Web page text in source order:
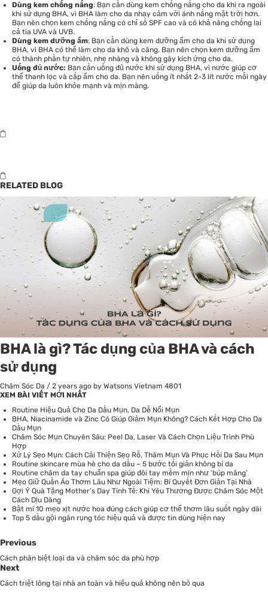
Dùng kem chống nắng: Bạn cần dùng kem chống nắng cho da khi ra ngoài
khi sử dụng BHA, vì BHA làm cho da nhạy cảm với ánh nắng mặt trời hơn.
Bạn nên chọn kem chống nắng có chỉ số SPF cao và có khả năng chống lại
cả tia UVA và UVB.
Dùng kem dưỡng ẩm: Bạn cần dùng kem dưỡng ẩm cho da khi sử dụng
BHA, vì BHA có thể làm cho da khô và căng. Bạn nên chọn kem dưỡng ẩm
có thành phần tự nhiên, nhẹ nhàng và không gây kích ứng cho da.
Uống đủ nước: Bạn cần uống đủ nước khi sử dụng BHA, vì nước giúp cơ
thể thanh lọc và cấp ẩm cho da. Bạn nên uống ít nhất 2-3 lít nước mỗi ngày
để giúp da luôn khỏe mạnh và mịn màng.
RELATED BLOG
BHA là gì? Tác dụng của BHA và cách
sử dụng
Chăm Sóc Da / 2 years ago by Watsons Vietnam 4801
XEM BÀI VIẾT MỚI NHẤT
Routine Hiệu Quả Cho Da Dầu Mụn, Da Dễ Nổi Mụn
BHA, Niacinamide và Zinc Có Giúp Giảm Mụn Không? Cách Kết Hợp Cho Da
Dầu Mụn
Chăm Sóc Mụn Chuyên Sâu: Peel Da, Laser Và Cách Chọn Liệu Trình Phù
Hợp
Xử Lý Sẹo Mụn: Cách Cải Thiện Sẹo Rỗ, Thâm Mụn Và Phục Hồi Da Sau Mụn
Routine skincare mùa hè cho da dầu – 5 bước tối giản không bí da
Routine chăm da tay chuẩn spa giúp đôi tay mềm mịn như ‘búp măng’
Mẹo Giữ Quần Áo Thơm Lâu Như Ngoài Tiệm: Bí Quyết Đơn Giản Tại Nhà
Gợi Ý Quà Tặng Mother’s Day Tinh Tế: Khi Yêu Thương Được Chăm Sóc Một
Cách Dịu Dàng
Bật mí 10 mẹo xịt nước hoa đúng cách giúp cơ thể thơm lâu suốt ngày dài
Top 5 dầu gội ngăn rụng tóc hiệu quả và được tin dùng hiện nay
Previous
Cách phân biệt loại da và chăm sóc da phù hợp
Next
Cách triệt lông tại nhà an toàn và hiệu quả không nên bỏ qua